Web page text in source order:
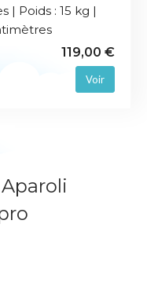
| Poids : 15 kg |
119,00 €
Voir